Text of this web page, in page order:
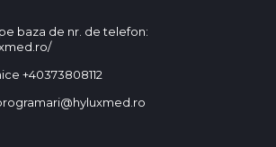
baza de nr. de telefon:
+40373808112